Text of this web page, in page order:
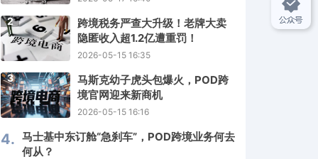
2
跨境税务严查大升级！老牌大卖
隐匿收入超1.2亿遭重罚！
2026-05-15 16:35
3
马斯克幼子虎头包爆火，POD跨
境官网迎来新商机
2026-05-15 16:16
4. 马士基中东订舱“急刹车”，POD跨境业务何去
何从？